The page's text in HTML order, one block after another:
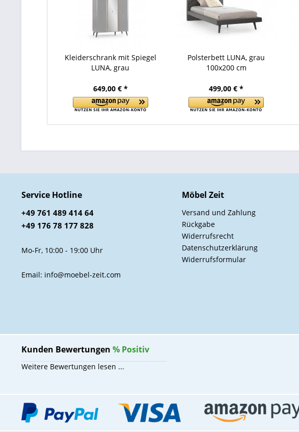
Kleiderschrank mit Spiegel
LUNA, grau
649,00 € *
Polsterbett LUNA, grau
100x200 cm
499,00 € *
Service Hotline
+49 761 489 414 64
+49 176 78 177 828
Mo-Fr, 10:00 - 19:00 Uhr
Email: info@moebel-zeit.com
Möbel Zeit
Versand und Zahlung
Rückgabe
Widerrufsrecht
Datenschutzerklärung
Widerrufsformular
Kunden Bewertungen % Positiv
Weitere Bewertungen lesen ...